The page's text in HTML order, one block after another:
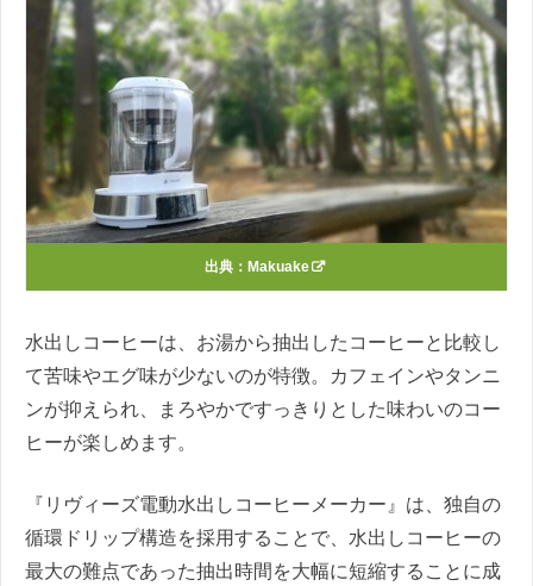
出典： Makuake
水出しコーヒーは、お湯から抽出したコーヒーと比較し
て苦味やエグ味が少ないのが特徴。カフェインやタンニ
ンが抑えられ、まろやかですっきりとした味わいのコー
ヒーが楽しめます。
『リヴィーズ電動水出しコーヒーメーカー』は、独自の
循環ドリップ構造を採用することで、水出しコーヒーの
最大の難点であった抽出時間を大幅に短縮することに成